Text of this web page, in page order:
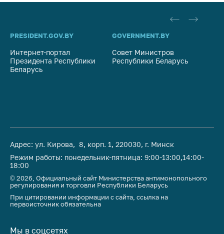
PRESIDENT.GOV.BY
Интернет-портал
Президента Республики
Беларусь
GOVERNMENT.BY
Совет Министров
Республики Беларусь
Адрес: ул. Кирова, 8, корп. 1, 220030, г. Минск
Режим работы: понедельник-пятница: 9:00-13:00,14:00-
18:00
© 2026, Официальный сайт Министерства антимонопольного
регулирования и торговли Республики Беларусь
При цитировании информации с сайта, ссылка на
первоисточник обязательна
Мы в соцсетях